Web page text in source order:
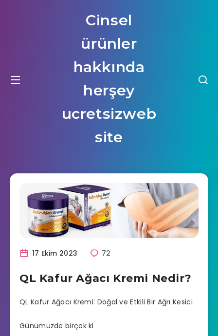
Cinsel
ürünler
hakkında
herşey
ucretsizweb
site
17 Ekim 2023 72
QL Kafur Ağacı Kremi Nedir?
QL Kafur Ağacı Kremi: Doğal ve Etkili Bir Ağrı Kesici
Günümüzde birçok ki